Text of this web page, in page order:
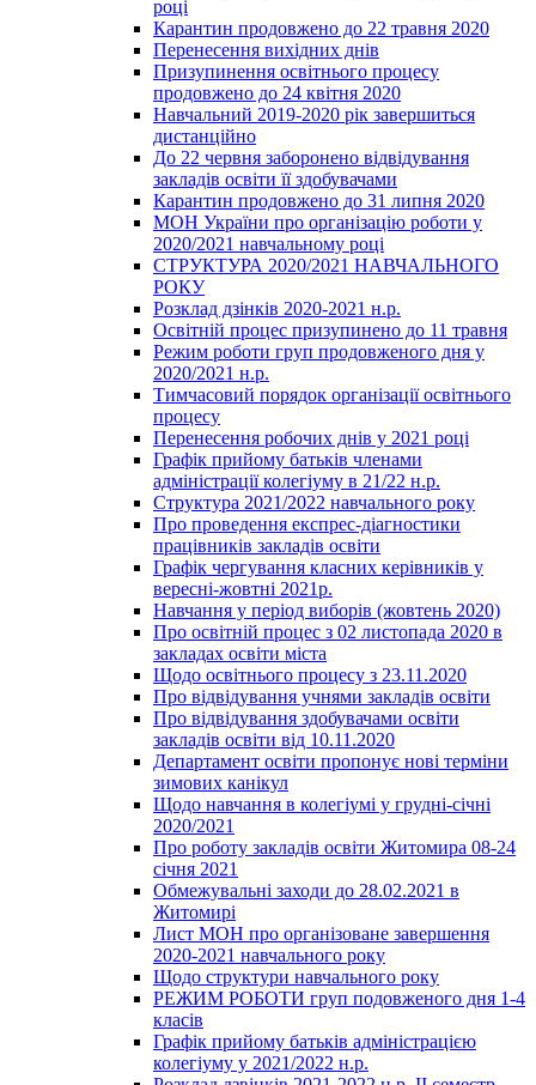
році
Карантин продовжено до 22 травня 2020
Перенесення вихідних днів
Призупинення освітнього процесу
продовжено до 24 квітня 2020
Навчальний 2019-2020 рік завершиться
дистанційно
До 22 червня заборонено відвідування
закладів освіти її здобувачами
Карантин продовжено до 31 липня 2020
МОН України про організацію роботи у
2020/2021 навчальному році
СТРУКТУРА 2020/2021 НАВЧАЛЬНОГО
РОКУ
Розклад дзінків 2020-2021 н.р.
Освітній процес призупинено до 11 травня
Режим роботи груп продовженого дня у
2020/2021 н.р.
Тимчасовий порядок організації освітнього
процесу
Перенесення робочих днів у 2021 році
Графік прийому батьків членами
адміністрації колегіуму в 21/22 н.р.
Структура 2021/2022 навчального року
Про проведення експрес-діагностики
працівників закладів освіти
Графік чергування класних керівників у
вересні-жовтні 2021р.
Навчання у період виборів (жовтень 2020)
Про освітній процес з 02 листопада 2020 в
закладах освіти міста
Щодо освітнього процесу з 23.11.2020
Про відвідування учнями закладів освіти
Про відвідування здобувачами освіти
закладів освіти від 10.11.2020
Департамент освіти пропонує нові терміни
зимових канікул
Щодо навчання в колегіумі у грудні-січні
2020/2021
Про роботу закладів освіти Житомира 08-24
січня 2021
Обмежувальні заходи до 28.02.2021 в
Житомирі
Лист МОН про організоване завершення
2020-2021 навчального року
Щодо структури навчального року
РЕЖИМ РОБОТИ груп подовженого дня 1-4
класів
Графік прийому батьків адміністрацією
колегіуму у 2021/2022 н.р.